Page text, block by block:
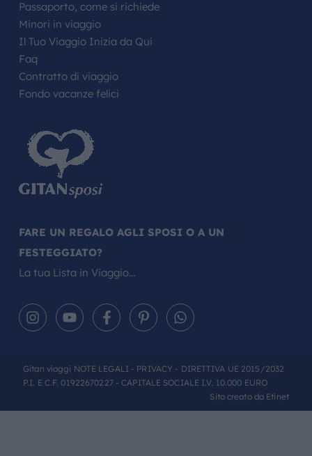
Passaporto, come si richiede
Minori in viaggio
Il Tuo Viaggio Inizia da Qui
Faq
Contratto di viaggio
Fondo vacanze felici
FARE UN REGALO AGLI SPOSI O A UN
FESTEGGIATO?
La tua Lista in Viaggio…
Gitan viaggi NOTE LEGALI- PRIVACY - DIRETTIVA UE 2015/2032
P.I. E C.F. 01922670227 - CAPITALE SOCIALE I.V. 10.000 EURO
Sito creato da Etinet